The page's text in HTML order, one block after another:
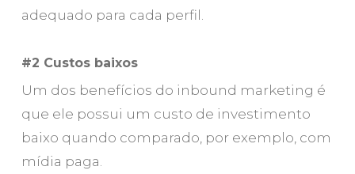
adequado para cada perfil.
#2 Custos baixos
Um dos benefícios do inbound marketing é
que ele possui um custo de investimento
baixo quando comparado, por exemplo, com
mídia paga.